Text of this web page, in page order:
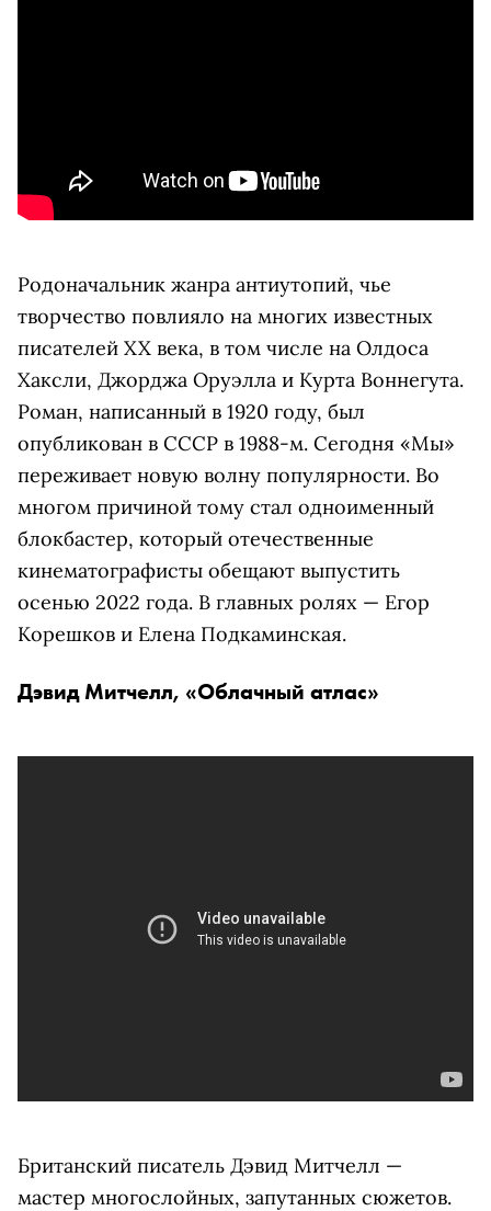
Родоначальник жанра антиутопий, чье
творчество повлияло на многих известных
писателей XX века, в том числе на Олдоса
Хаксли, Джорджа Оруэлла и Курта Воннегута.
Роман, написанный в 1920 году, был
опубликован в СССР в 1988-м. Сегодня «Мы»
переживает новую волну популярности. Во
многом причиной тому стал одноименный
блокбастер, который отечественные
кинематографисты обещают выпустить
осенью 2022 года. В главных ролях — Егор
Корешков и Елена Подкаминская.
Дэвид Митчелл, «Облачный атлас»
Британский писатель Дэвид Митчелл —
мастер многослойных, запутанных сюжетов.